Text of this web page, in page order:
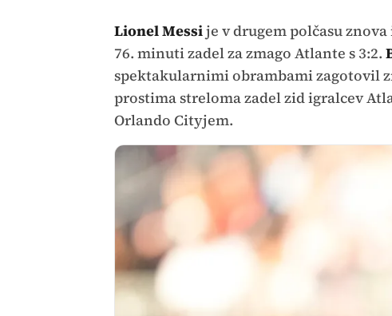
Lionel Messije v drugem polčasu
76. minuti zadel za zmago Atlante s 3:2.
spektakularnimi obrambami zagotovil
prostima streloma zadel zid igralcev
Orlando Cityjem.